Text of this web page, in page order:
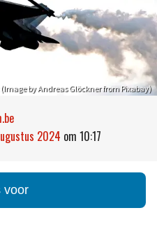
by Andreas Glöckner from Pixabay)
2024 om 10:17
voor